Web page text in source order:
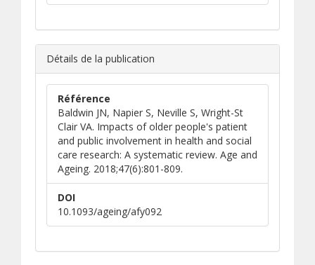
Détails de la publication
Référence
Baldwin JN, Napier S, Neville S, Wright-St
Clair VA. Impacts of older people's patient
and public involvement in health and social
care research: A systematic review. Age and
Ageing. 2018;47(6):801-809.
DOI
10.1093/ageing/afy092